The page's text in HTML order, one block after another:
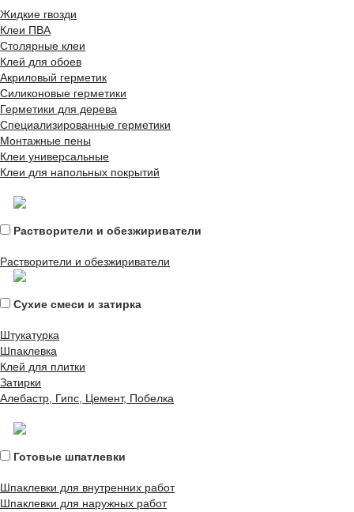
Жидкие гвозди
Клеи ПВА
Столярные клеи
Клей для обоев
Акриловый герметик
Силиконовые герметики
Герметики для дерева
Специализированные герметики
Монтажные пены
Клеи универсальные
Клеи для напольных покрытий
Растворители и обезжириватели
Растворители и обезжириватели
Сухие смеси и затирка
Штукатурка
Шпаклевка
Клей для плитки
Затирки
Алебастр, Гипс, Цемент, Побелка
Готовые шпатлевки
Шпаклевки для внутренних работ
Шпаклевки для наружных работ